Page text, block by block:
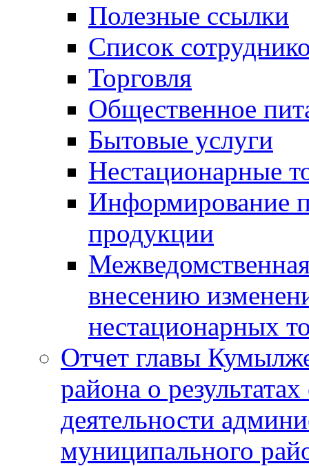
Полезные ссылки
Список
Торговля
Общественное
Бытовые услуги
Нестационарные
Информирование
продукции
внесению
нестационарных
Отчет главы
района о
деятельности
муниципального